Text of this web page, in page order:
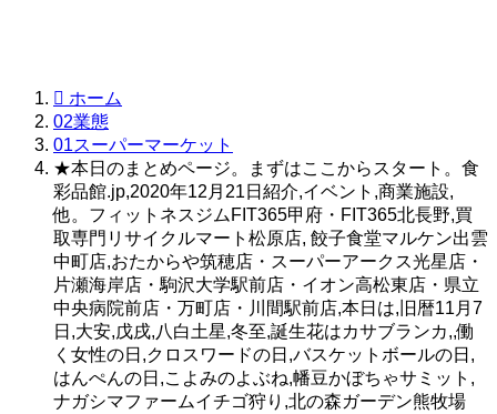
ホーム
02業態
01スーパーマーケット
★本日のまとめページ。まずはここからスタート。食
彩品館.jp,2020年12月21日紹介,イベント,商業施設,
他。フィットネスジムFIT365甲府・FIT365北長野,買
取専門リサイクルマート松原店, 餃子食堂マルケン出雲
中町店,おたからや筑穂店・スーパーアークス光星店・
片瀬海岸店・駒沢大学駅前店・イオン高松東店・県立
中央病院前店・万町店・川間駅前店,本日は,旧暦11月7
日,大安,戊戌,八白土星,冬至,誕生花はカサブランカ,,働
く女性の日,クロスワードの日,バスケットボールの日,
はんぺんの日,こよみのよぶね,幡豆かぼちゃサミット,
ナガシマファームイチゴ狩り,北の森ガーデン熊牧場